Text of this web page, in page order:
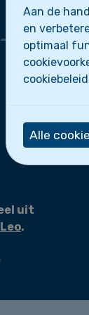
Leo
uit
.
Aan de
en
optimaal
Alle